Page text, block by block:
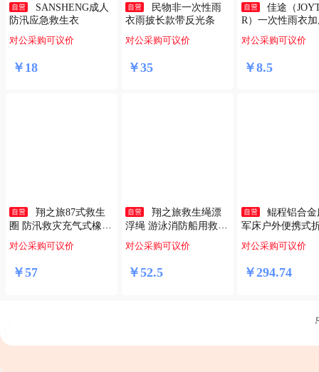
￥ 18
SANSHENG成人
防汛应急救生衣
对公采购可议价
￥35
民物非一次性雨
衣雨披长款带反光条
对公采购可议价
￥8.5
佳途（
R）一次性雨衣
款成人便携雨衣
对公采购可议价
￥57
翔之旅87式救生
圈 防汛救灾充气式橡胶
双气囊海巡救生圈 配救
生腰带
对公采购可议价
￥52.5
翔之旅救生绳漂
浮绳 游泳消防船用救生
圈安全绳8毫米20米环钩
绳组合装
对公采购可议价
￥294.74
鲲程铝合
军床户外便携式
陪护值班午休单
色
对公采购可议价